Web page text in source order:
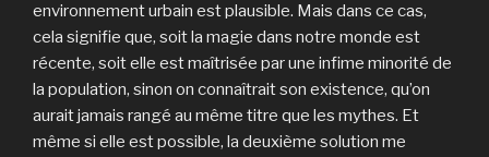
environnement urbain est plausible. Mais dans ce cas,
cela signifie que, soit la magie dans notre monde est
récente, soit elle est maîtrisée par une infime minorité de
la population, sinon on connaîtrait son existence, qu’on
aurait jamais rangé au même titre que les mythes. Et
même si elle est possible, la deuxième solution me